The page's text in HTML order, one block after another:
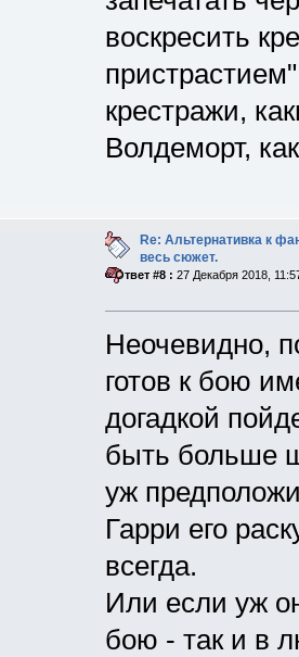
воскресить
крестражи,
Волдеморт,
Re: Альтернативка к
весь сюжет.
«Ответ #8 : 27 Декабря 2018,
Неочевидно,
готов к бою
догадкой
быть больше
уж
Гарри его
всегда.
Или если уж
бою - так и в